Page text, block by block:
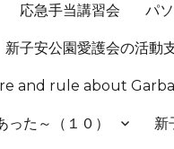
応急手当講習会 パ
新子安公園愛護会の活動
and rule about
た～（１０） 新